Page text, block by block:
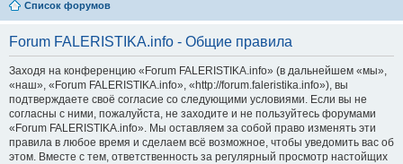
Список форумов
Forum FALERISTIKA.info - Общие правила
Заходя на конференцию «Forum FALERISTIKA.info» (в дальнейшем «мы»,
«наш», «Forum FALERISTIKA.info», «http://forum.faleristika.info»), вы
подтверждаете своё согласие со следующими условиями. Если вы не
согласны с ними, пожалуйста, не заходите и не пользуйтесь форумами
«Forum FALERISTIKA.info». Мы оставляем за собой право изменять эти
правила в любое время и сделаем всё возможное, чтобы уведомить вас об
этом. Вместе с тем, ответственность за регулярный просмотр настойщих